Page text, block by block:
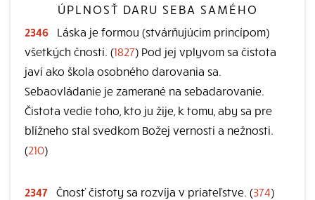
ÚPLNOSŤ DARU SEBA SAMÉHO
2346
Láska je formou (stvárňujúcim princípom)
všetkých čností. (1827) Pod jej vplyvom sa čistota
javí ako škola osobného darovania sa.
Sebaovládanie je zamerané na sebadarovanie.
Čistota vedie toho, kto ju žije, k tomu, aby sa pre
blížneho stal svedkom Božej vernosti a nežnosti.
(210)
2347 Čnosť čistoty sa rozvíja v priateľstve. (374)